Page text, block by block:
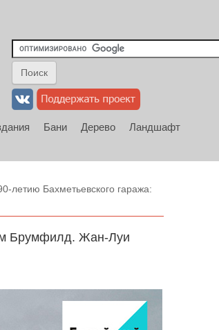
Бани Дерево
Ландшафт
летию Бахметьевского гаража:
Брумфилд. Жан-Луи